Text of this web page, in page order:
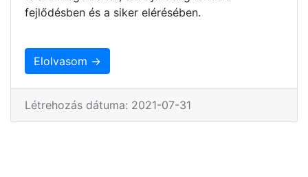
fejlődésben és a siker elérésében.
Elolvasom →
Létrehozás dátuma: 2021-07-31